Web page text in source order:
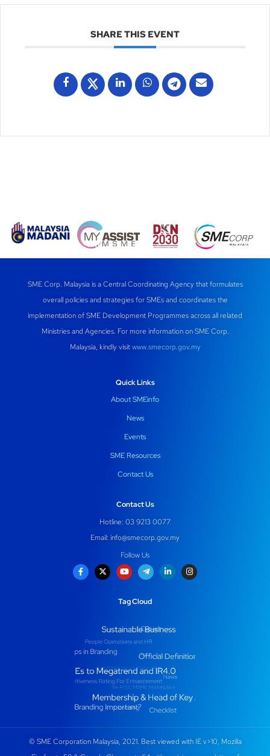
SHARE THIS EVENT
SME Corp. Malaysia is a Central Coordinating Agency that formulates
overall policies and strategies for SMEs and coordinates the
implementation of SME Development Programmes across all related
Ministries and Agencies. For more information on SME Corp.
Malaysia, kindly visitwww.smecorp.gov.my
Quick Links
About SMEinfo
News
Events
SME Resources
Contact Us
Contact Us
Hotline: 03 9213 0077
Email: info@smecorp.gov.my
Follow Us
Tag Cloud
© SME Corporation Malaysia, 2021. Best viewed with IE v>10, Mozilla